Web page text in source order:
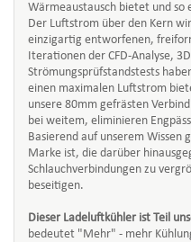
Wärmeaustausch bietet und so
Der Luftstrom über den Kern
einzigartig entworfenen,
Iterationen der CFD-Analyse,
Strömungsprüfstandstests
einen maximalen Luftstrom
unsere 80mm gefrästen
bei weitem, eliminieren
Basierend auf unserem Wissen
Marke ist, die darüber
Schlauchverbindungen zu
beseitigen.
Dieser Ladeluftkühler ist Teil
bedeutet "Mehr" - mehr